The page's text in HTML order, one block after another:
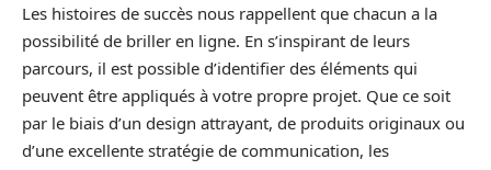
Les histoires de succès nous rappellent que chacun a la
possibilité de briller en ligne. En s’inspirant de leurs
parcours, il est possible d’identifier des éléments qui
peuvent être appliqués à votre propre projet. Que ce soit
par le biais d’un design attrayant, de produits originaux ou
d’une excellente stratégie de communication, les